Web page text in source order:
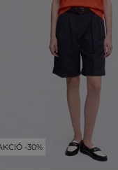
-30%